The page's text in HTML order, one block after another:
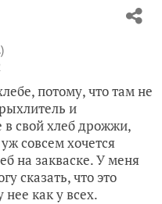
потому, что там не
и
в свой хлеб дрожжи,
совсем хочется
на закваске. У меня
сказать, что это
нее как у всех.